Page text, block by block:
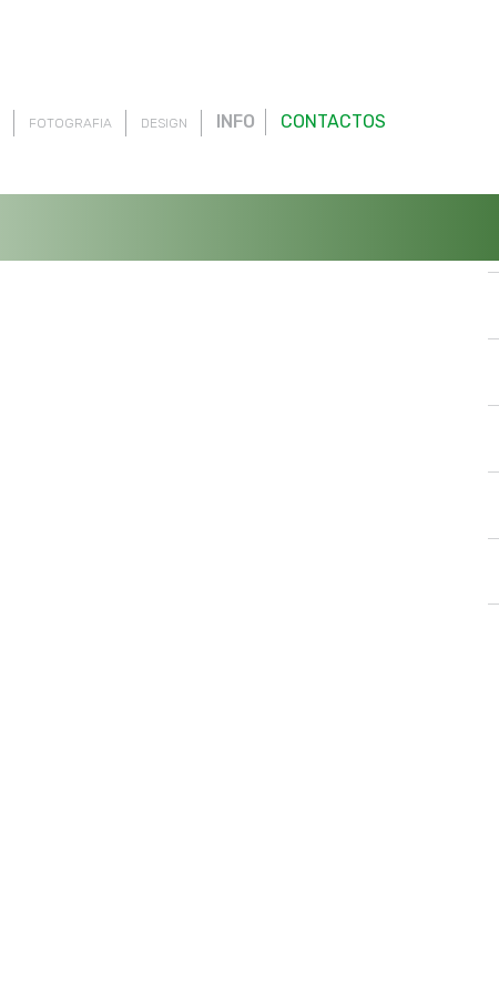
FOTOGRAFIA DESIGN INFO CONTACTOS